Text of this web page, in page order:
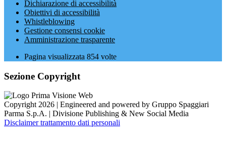
Dichiarazione di accessibilità
Obiettivi di accessibilità
Whistleblowing
Gestione consensi cookie
Amministrazione trasparente
Pagina visualizzata 854 volte
Sezione Copyright
Copyright 2026 | Engineered and powered by Gruppo Spaggiari
Parma S.p.A. | Divisione Publishing & New Social Media
Disclaimer trattamento dati personali